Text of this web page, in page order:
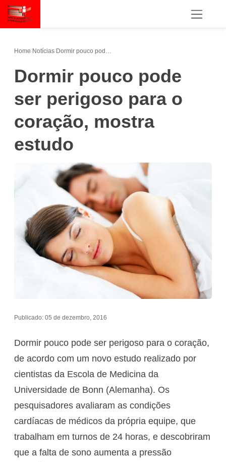
Home/Notícias/
Dormir pouco pode
ser perigoso para o
coração, mostra
estudo
Publicado: 05 de dezembro, 2016
Dormir pouco pode ser perigoso para o coração,
de acordo com um novo estudo realizado por
cientistas da Escola de Medicina da
Universidade de Bonn (Alemanha). Os
pesquisadores avaliaram as condições
cardíacas de médicos da própria equipe, que
trabalham em turnos de 24 horas, e descobriram
que a falta de sono aumenta a pressão